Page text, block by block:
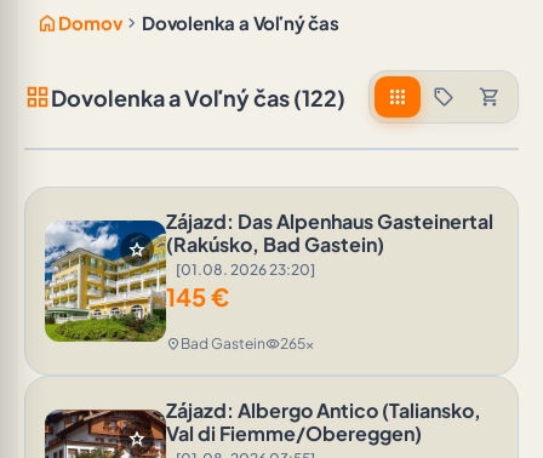
home Domov chevron_right Dovolenka a Voľný čas
grid_viewDovolenka a Voľný čas (122) apps sell shopping_cart
star
Zájazd: Das Alpenhaus Gasteinertal
(Rakúsko, Bad Gastein)
[01.08. 2026 23:20]
145€
location_on Bad Gasteinvisibility265x
star
Zájazd: Albergo Antico (Taliansko,
Val di Fiemme/Obereggen)